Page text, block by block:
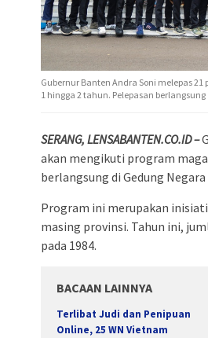
Gubernur Banten Andra Soni melepas
1 hingga 2 tahun. Pelepasan
SERANG, LENSABANTEN.CO.ID –
akan mengikuti program
berlangsung di Gedung
Program ini merupakan
masing provinsi. Tahun ini,
pada 1984.
BACAAN LAINNYA
Terlibat Judi dan Penipuan
Online, 25 WN Vietnam